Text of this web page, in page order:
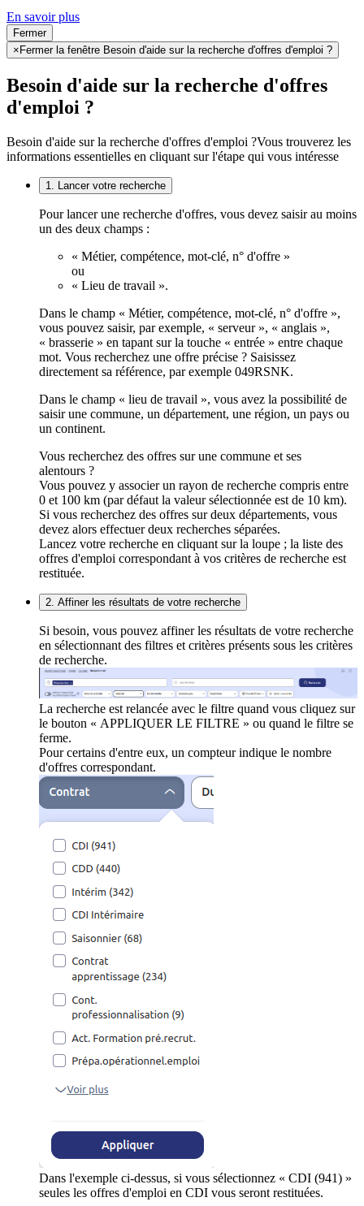
En savoir plus
Fermer
× Fermer la fenêtre Besoin d'aide sur la recherche d'offres d'emploi ?
Besoin d'aide sur la recherche d'offres
d'emploi ?
Besoin d'aide sur la recherche d'offres d'emploi ?Vous trouverez les
informations essentielles en cliquant sur l'étape qui vous intéresse
1. Lancer votre recherche
Pour lancer une recherche d'offres, vous devez saisir au moins
un des deux champs :
« Métier, compétence, mot-clé, n° d'offre »
ou
« Lieu de travail ».
Dans le champ « Métier, compétence, mot-clé, n° d'offre »,
vous pouvez saisir, par exemple, « serveur », « anglais »,
« brasserie » en tapant sur la touche « entrée » entre chaque
mot. Vous recherchez une offre précise ? Saisissez
directement sa référence, par exemple 049RSNK.
Dans le champ « lieu de travail », vous avez la possibilité de
saisir une commune, un département, une région, un pays ou
un continent.
Vous recherchez des offres sur une commune et ses
alentours ?
Vous pouvez y associer un rayon de recherche compris entre
0 et 100 km (par défaut la valeur sélectionnée est de 10 km).
Si vous recherchez des offres sur deux départements, vous
devez alors effectuer deux recherches séparées.
Lancez votre recherche en cliquant sur la loupe ; la liste des
offres d'emploi correspondant à vos critères de recherche est
restituée.
2. Affiner les résultats de votre recherche
Si besoin, vous pouvez affiner les résultats de votre recherche
en sélectionnant des filtres et critères présents sous les critères
de recherche.
La recherche est relancée avec le filtre quand vous cliquez sur
le bouton « APPLIQUER LE FILTRE » ou quand le filtre se
ferme.
Pour certains d'entre eux, un compteur indique le nombre
d'offres correspondant.
Dans l'exemple ci-dessus, si vous sélectionnez « CDI (941) »
seules les offres d'emploi en CDI vous seront restituées.